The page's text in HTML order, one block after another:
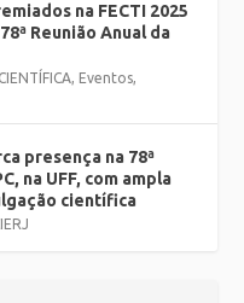
na FECTI 2025
Reunião Anual da
, Eventos,
presença na 78ª
na UFF, com ampla
científica